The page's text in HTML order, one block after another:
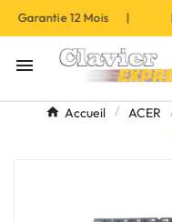
Garantie 12 Mois |

Accueil ACER